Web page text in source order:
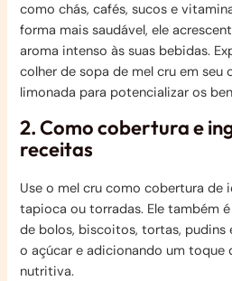
como chás, cafés, sucos e
forma mais saudável, ele
aroma intenso às suas bebidas.
colher de sopa de mel cru em seu
limonada para potencializar os
2. Como cobertura e
receitas
Use o mel cru como cobertura de
tapioca ou torradas. Ele também
de bolos, biscoitos, tortas, pudins
o açúcar e adicionando um toque
nutritiva.